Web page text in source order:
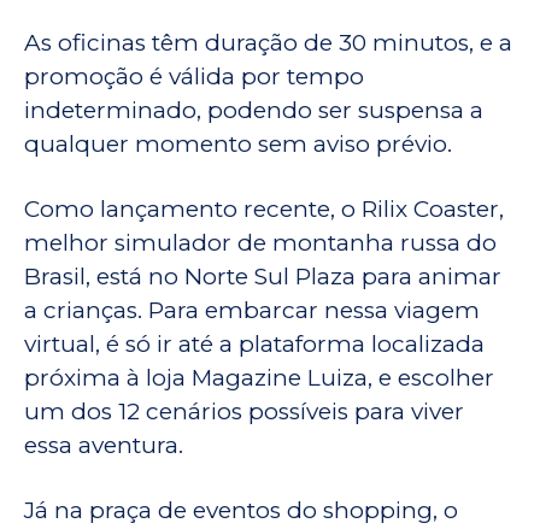
As oficinas têm duração de 30 minutos, e a
promoção é válida por tempo
indeterminado, podendo ser suspensa a
qualquer momento sem aviso prévio.
Como lançamento recente, o Rilix Coaster,
melhor simulador de montanha russa do
Brasil, está no Norte Sul Plaza para animar
a crianças. Para embarcar nessa viagem
virtual, é só ir até a plataforma localizada
próxima à loja Magazine Luiza, e escolher
um dos 12 cenários possíveis para viver
essa aventura.
Já na praça de eventos do shopping, o